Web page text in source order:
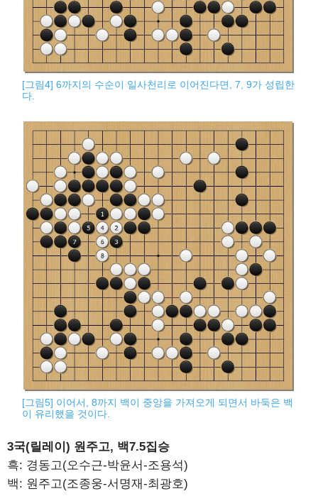
[그림4] 6까지의 수순이 일사천리로 이어진다면, 7, 9가 성립한
다.
[그림5] 이어서, 8까지 백이 중앙을 가져오게 되면서 바둑은 백
이 유리했을 것이다.
3국(릴레이) 원주고, 백7.5집승
흑: 경동고(오수근-박윤서-조용석)
백: 원주고(조종웅-서명재-최광호)